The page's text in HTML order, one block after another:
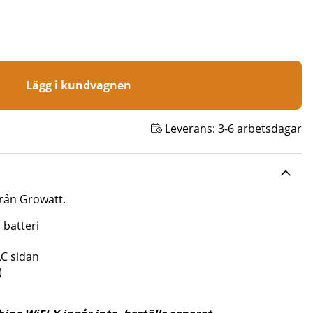
Lägg i kundvagnen
Leverans: 3-6 arbetsdagar
Growatt.
batteri
sidan